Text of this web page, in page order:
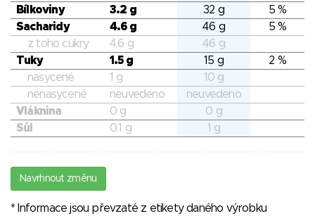
Bílkoviny
3.2 g 32 g
5 %
Sacharidy
4.6 g 46 g
5 %
z toho cukry
4.6 g
46 g
Tuky
1.5 g 15 g
2 %
nasycené
1 g
10 g
nenasycené
neuvedeno
neuvedeno
Vláknina
0 g
0 g
Sůl
0.1 g 1 g
Navrhnout změnu
* Informace jsou převzaté z etikety daného výrobku